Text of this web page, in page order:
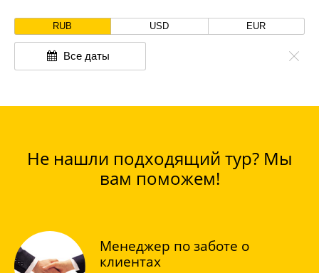
RUB USD EUR
Все даты
Не нашли подходящий тур? Мы
вам поможем!
Менеджер по заботе о
клиентах